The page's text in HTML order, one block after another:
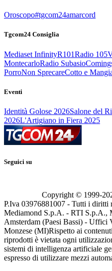
Oroscopo#tgcom24amarcord
Tgcom24 Consiglia
Mediaset InfinityR101Radio 105
MontecarloRadio Subasio
PorroNon SprecareCotto e
Eventi
Identità Golose 2026Salone del
2026L'Artigiano in Fiera 2025
Seguici su
Copyright © 1999-
P.Iva 03976881007 - Tutti i diritti
Mediamond S.p.A. - RTI S.p.A.,
Amsterdam (Paesi Bassi) - Uffici
Monzese (MI)Rispetto ai
riprodotti è vietata ogni
sistemi di intelligenza artificiale
espresso di utilizzare mezzi